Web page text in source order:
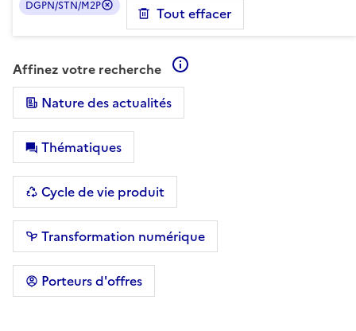
DGPN/STN/M2P Tout effacer
Affinez votre recherche
Nature des actualités
Thématiques
Cycle de vie produit
Transformation numérique
Porteurs d'offres